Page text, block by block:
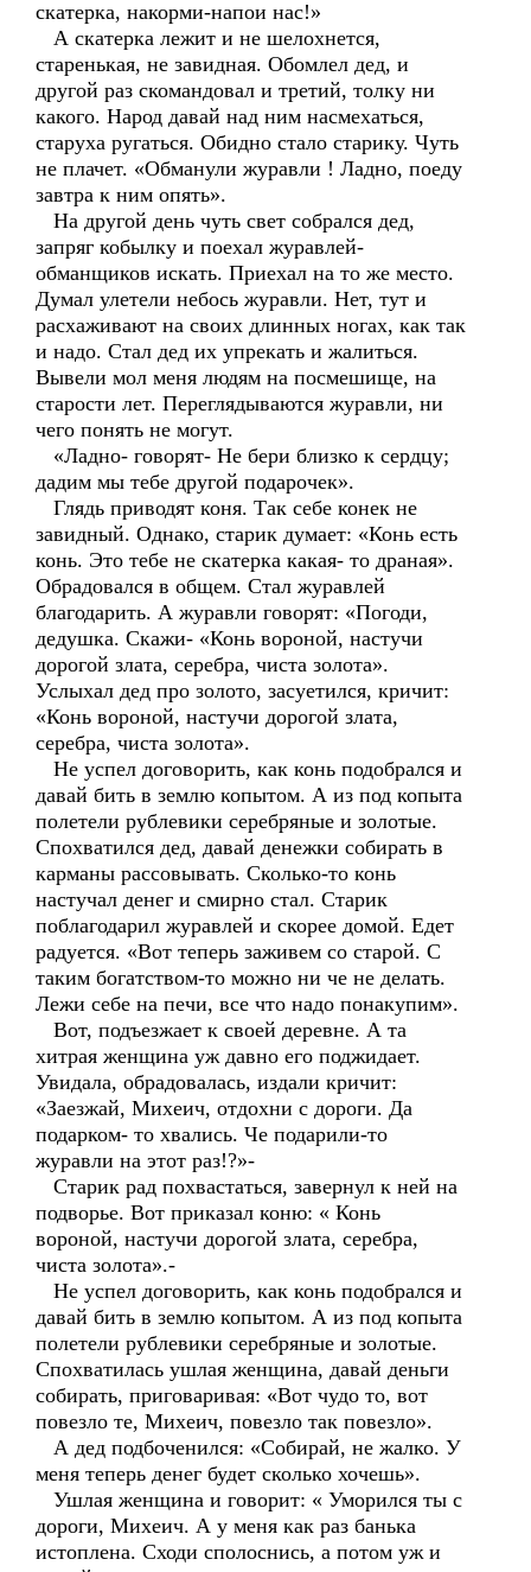
скатерка, накорми-напои нас!»
А скатерка лежит и не шелохнется,
старенькая, не завидная. Обомлел дед, и
другой раз скомандовал и третий, толку ни
какого. Народ давай над ним насмехаться,
старуха ругаться. Обидно стало старику. Чуть
не плачет. «Обманули журавли ! Ладно, поеду
завтра к ним опять».
На другой день чуть свет собрался дед,
запряг кобылку и поехал журавлей-
обманщиков искать. Приехал на то же место.
Думал улетели небось журавли. Нет, тут и
расхаживают на своих длинных ногах, как так
и надо. Стал дед их упрекать и жалиться.
Вывели мол меня людям на посмешище, на
старости лет. Переглядываются журавли, ни
чего понять не могут.
«Ладно- говорят- Не бери близко к сердцу;
дадим мы тебе другой подарочек».
Глядь приводят коня. Так себе конек не
завидный. Однако, старик думает: «Конь есть
конь. Это тебе не скатерка какая- то драная».
Обрадовался в общем. Стал журавлей
благодарить. А журавли говорят: «Погоди,
дедушка. Скажи- «Конь вороной, настучи
дорогой злата, серебра, чиста золота».
Услыхал дед про золото, засуетился, кричит:
«Конь вороной, настучи дорогой злата,
серебра, чиста золота».
Не успел договорить, как конь подобрался и
давай бить в землю копытом. А из под копыта
полетели рублевики серебряные и золотые.
Спохватился дед, давай денежки собирать в
карманы рассовывать. Сколько-то конь
настучал денег и смирно стал. Старик
поблагодарил журавлей и скорее домой. Едет
радуется. «Вот теперь заживем со старой. С
таким богатством-то можно ни че не делать.
Лежи себе на печи, все что надо понакупим».
Вот, подъезжает к своей деревне. А та
хитрая женщина уж давно его поджидает.
Увидала, обрадовалась, издали кричит:
«Заезжай, Михеич, отдохни с дороги. Да
подарком- то хвались. Че подарили-то
журавли на этот раз!?»-
Старик рад похвастаться, завернул к ней на
подворье. Вот приказал коню: « Конь
вороной, настучи дорогой злата, серебра,
чиста золота».-
Не успел договорить, как конь подобрался и
давай бить в землю копытом. А из под копыта
полетели рублевики серебряные и золотые.
Спохватилась ушлая женщина, давай деньги
собирать, приговаривая: «Вот чудо то, вот
повезло те, Михеич, повезло так повезло».
А дед подбоченился: «Собирай, не жалко. У
меня теперь денег будет сколько хочешь».
Ушлая женщина и говорит: « Уморился ты с
дороги, Михеич. А у меня как раз банька
истоплена. Сходи сполоснись, а потом уж и